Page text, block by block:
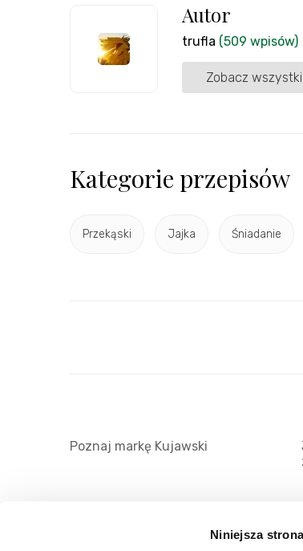
Niniejsza
Autor
trufla (509 wpisów)
Zobacz
Kategorie przepisów
Przekąski Jajka Śniadanie
Poznaj markę Kujawski